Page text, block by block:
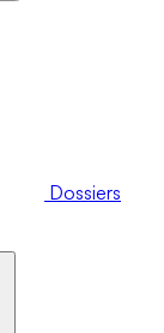
Dossiers